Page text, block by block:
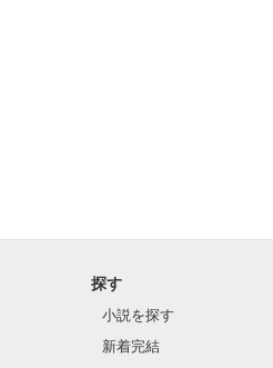
探す
小説を探す
新着完結